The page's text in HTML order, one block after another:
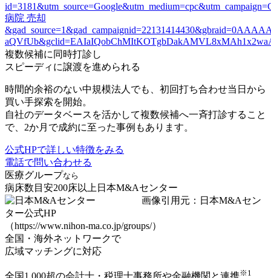
病院 売却
複数候補に同時打診し
スピーディに譲渡を進められる
時間的余裕のない中規模法人でも、初回打ち合わせ当日から
買い手探索を開始。
自社のデータベースを活かして複数候補へ一斉打診すること
で、 2か月で成約に至った事例 もあります。
公式HPで詳しい特徴をみる
電話で問い合わせる
医療グループなら
病床数目安200床以上 日本M&Aセンター
画像引用元：日本M&Aセン
ター公式HP
（https://www.nihon-ma.co.jp/groups/）
全国・海外ネットワークで
広域マッチングに対応
※1